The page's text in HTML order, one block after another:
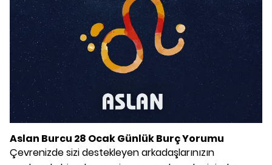
Aslan Burcu 28 Ocak Günlük Burç Yorumu
Çevrenizde sizi destekleyen arkadaşlarınızın